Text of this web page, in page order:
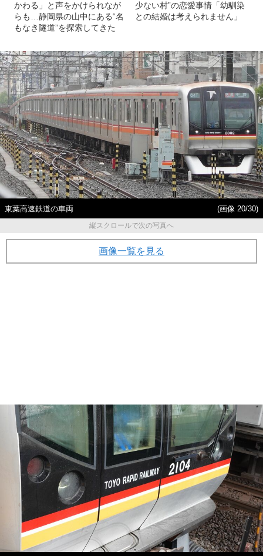
かわる」と声をかけられなが
らも…静岡県の山中にある“名
もなき隧道”を探索してきた
少ない村”の恋愛事情「幼馴染
との結婚は考えられません」
東葉高速鉄道の車両
(画像 20/30)
縦スクロールで次の写真へ
画像一覧を見る